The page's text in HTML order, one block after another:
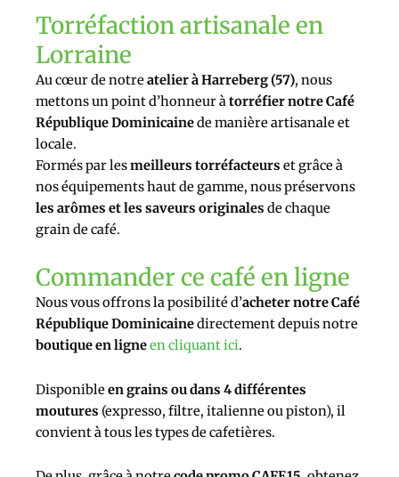
Torréfaction artisanale en
Lorraine
Au cœur de notreatelier à Harreberg (57), nous
mettons un point d’honneur àtorréfier notre Café
République Dominicainede manière artisanale et
locale.
Formés par lesmeilleurs torréfacteurs et grâce à
nos équipements haut de gamme, nous préservons
les arômes et les saveurs originales de chaque
grain de café.
Commander ce café en ligne
Nous vous offrons la posibilité d’acheter notre Café
République Dominicainedirectement depuis notre
boutique en ligneen cliquant ici.
Disponibleen grains ou dans 4 différentes
moutures (expresso, filtre, italienne ou piston), il
convient à tous les types de cafetières.